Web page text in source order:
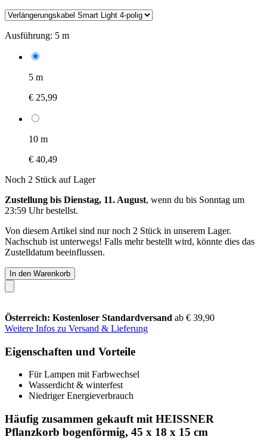
Ausführung: 5 m
5 m
€ 25,99
10 m
€ 40,49
Noch 2 Stück auf Lager
Zustellung bis Dienstag, 11. August, wenn du bis Sonntag um
23:59 Uhrbestellst.
Von diesem Artikel sind nur noch 2 Stück in unserem Lager.
Nachschub ist unterwegs! Falls mehr bestellt wird, könnte dies das
Zustelldatum beeinflussen.
In den Warenkorb
Österreich: Kostenloser Standardversand ab € 39,90
Weitere Infos zu Versand & Lieferung
Eigenschaften und Vorteile
Für Lampen mit Farbwechsel
Wasserdicht & winterfest
Niedriger Energieverbrauch
Häufig zusammen gekauft mit HEISSNER
Pflanzkorb bogenförmig, 45 x 18 x 15 cm